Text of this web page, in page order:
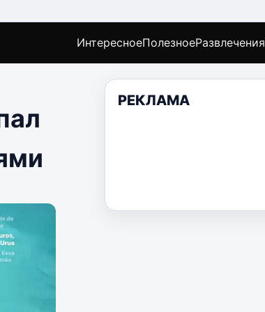
ИнтересноеПолезноеРазвлечения
РЕКЛАМА